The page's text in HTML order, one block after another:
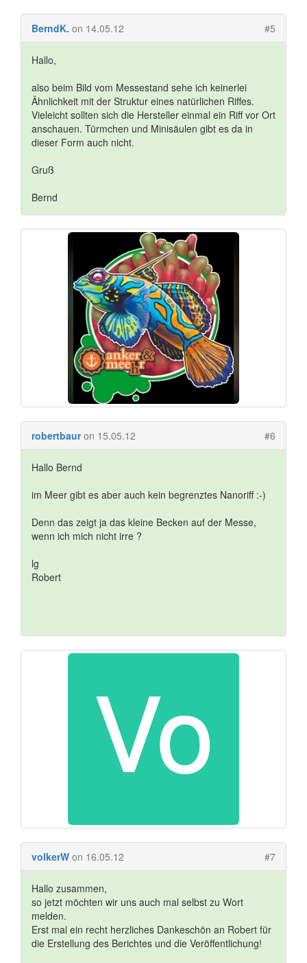
BerndK. on 14.05.12 #5
Hallo,
also beim Bild vom Messestand sehe ich keinerlei
Ähnlichkeit mit der Struktur eines natürlichen Riffes.
Vieleicht sollten sich die Hersteller einmal ein Riff vor Ort
anschauen. Türmchen und Minisäulen gibt es da in
dieser Form auch nicht.
Gruß
Bernd
robertbaur on 15.05.12 #6
Hallo Bernd
im Meer gibt es aber auch kein begrenztes Nanoriff :-)
Denn das zeigt ja das kleine Becken auf der Messe,
wenn ich mich nicht irre ?
lg
Robert
volkerW on 16.05.12 #7
Hallo zusammen,
so jetzt möchten wir uns auch mal selbst zu Wort
melden.
Erst mal ein recht herzliches Dankeschön an Robert für
die Erstellung des Berichtes und die Veröffentlichung!